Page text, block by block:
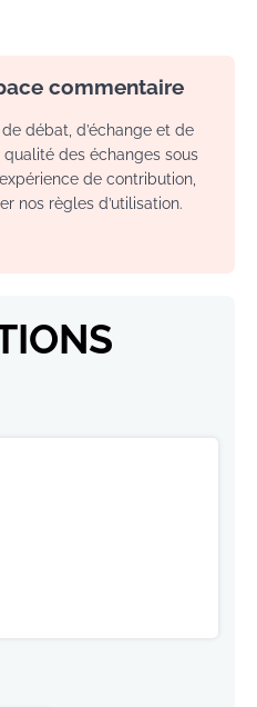
commentaire
débat, d’échange et de
des échanges sous
de contribution,
nos règles d’utilisation.